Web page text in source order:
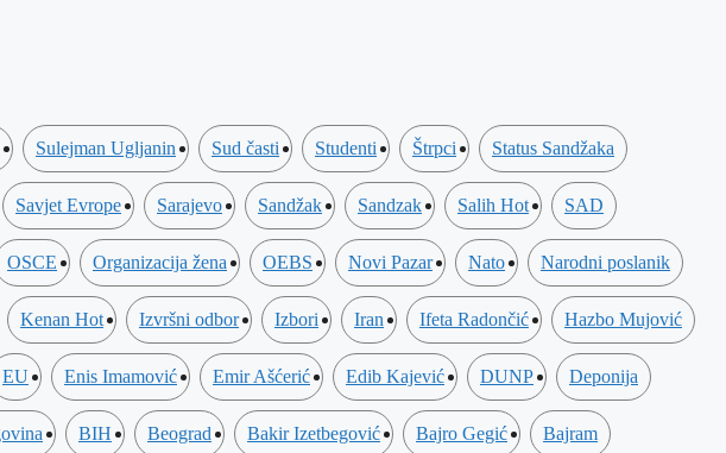
Sulejman Ugljanin Sud časti Studenti Štrpci Status Sandžaka
Savjet Evrope Sarajevo Sandžak Sandzak Salih Hot SAD
OSCE Organizacija žena OEBS Novi Pazar Nato Narodni poslanik
Kenan Hot Izvršni odbor Izbori Iran Ifeta Radončić Hazbo Mujović
EU Enis Imamović Emir Ašćerić Edib Kajević DUNP Deponija
BIH Beograd Bakir Izetbegović Bajro Gegić Bajram